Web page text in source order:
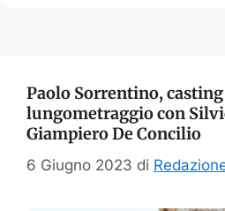
Paolo Sorrentino,
lungometraggio con
Giampiero De Concilio
6 Giugno 2023 di